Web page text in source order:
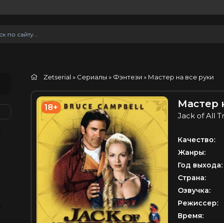
Zetserial » Сериалы » Фэнтези » Мастер на все руки
18+ Мастер
Jack of All
Качество:
Жанры:
Год выхода:
Страна:
Озвучка:
Режиссер:
Время: